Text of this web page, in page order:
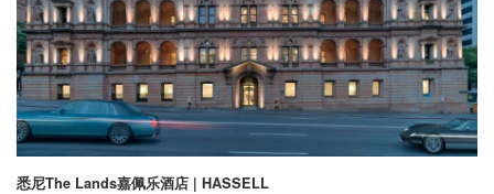
悉尼The Lands嘉佩乐酒店 | HASSELL